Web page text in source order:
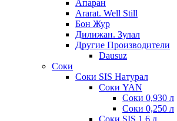
Апаран
Ararat. Well Still
Бон Жур
Дилижан. Зулал
Другие Производители
Dausuz
Соки
Соки SIS Натурал
Соки YAN
Соки 0,930 л
Соки 0,250 л
Соки SIS 1,6 л.